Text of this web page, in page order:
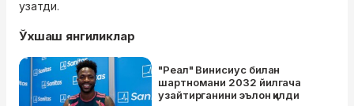
узатди.
Ўхшаш янгиликлар
"Реал" Винисиус билан
шартномани 2032 йилгача
узайтирганини эълон қилди